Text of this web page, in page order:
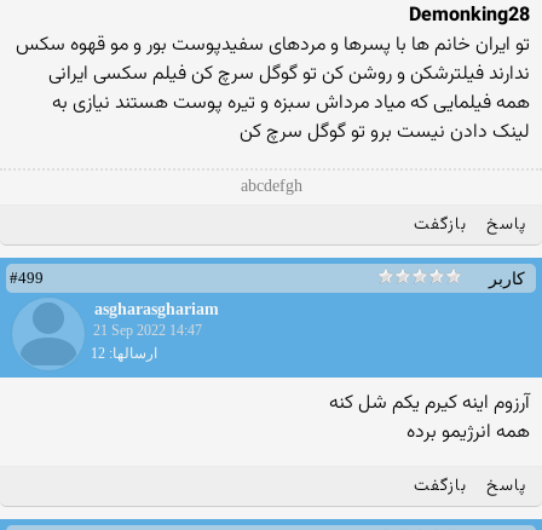
Demonking28
تو ایران خانم ها با پسرها و مردهای سفیدپوست بور و مو قهوه سکس
ندارند فیلترشکن و روشن کن تو گوگل سرچ کن فیلم سکسی ایرانی
همه فیلمایی که میاد مرداش سبزه و تیره پوست هستند نیازی به
لینک دادن نیست برو تو گوگل سرچ کن
abcdefgh
پاسخ بازگفت
کاربر
#499
asgharasghariam
21 Sep 2022 14:47
ارسالها: 12
آرزوم اینه کیرم یکم شل کنه
همه انرژیمو برده
پاسخ بازگفت